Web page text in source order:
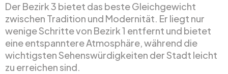
Der Bezirk 3 bietet das beste Gleichgewicht
zwischen Tradition und Modernität. Er liegt nur
wenige Schritte von Bezirk 1 entfernt und bietet
eine entspanntere Atmosphäre, während die
wichtigsten Sehenswürdigkeiten der Stadt leicht
zu erreichen sind.